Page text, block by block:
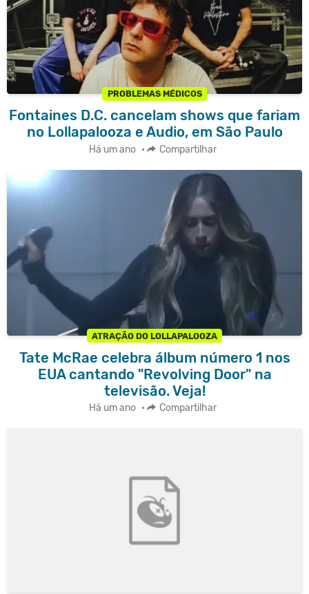
PROBLEMAS MÉDICOS
Fontaines D.C. cancelam shows que fariam
no Lollapalooza e Audio, em São Paulo
Há um ano • Compartilhar
ATRAÇÃO DO LOLLAPALOOZA
Tate McRae celebra álbum número 1 nos
EUA cantando "Revolving Door" na
televisão. Veja!
Há um ano • Compartilhar